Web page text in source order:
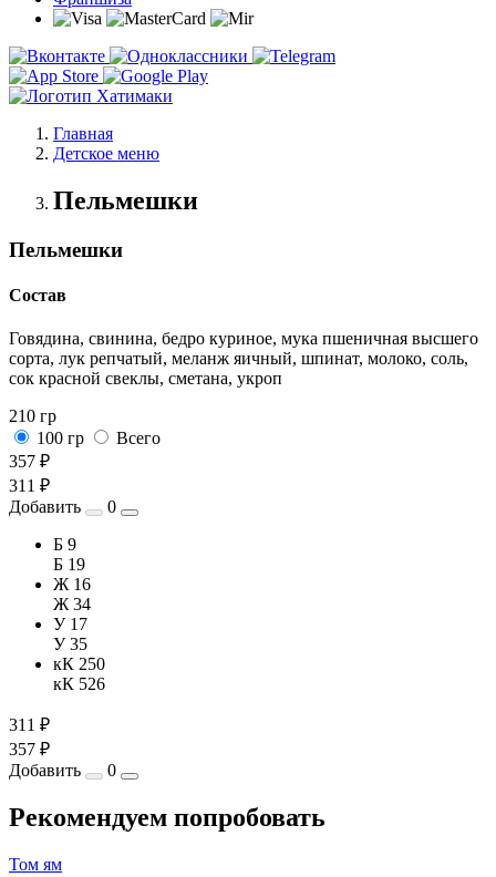
Главная
Детское меню
Пельмешки
Пельмешки
Состав
Говядина, свинина, бедро куриное, мука пшеничная высшего
сорта, лук репчатый, меланж яичный, шпинат, молоко, соль,
сок красной свеклы, сметана, укроп
210 гр
100 гр
Всего
357 ₽
311 ₽
Добавить
0
Б 9
Б 19
Ж 16
Ж 34
У 17
У 35
кК 250
кК 526
311 ₽
357 ₽
Добавить
0
Рекомендуем попробовать
Том ям